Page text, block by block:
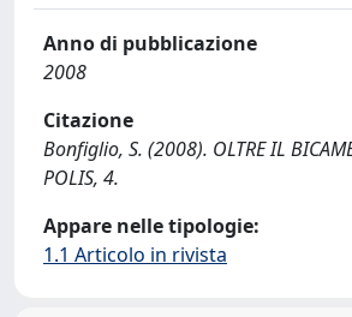
Anno di pubblicazione
2008
Citazione
Bonfiglio, S. (2008). OLTRE IL
POLIS, 4.
Appare nelle tipologie:
1.1 Articolo in rivista